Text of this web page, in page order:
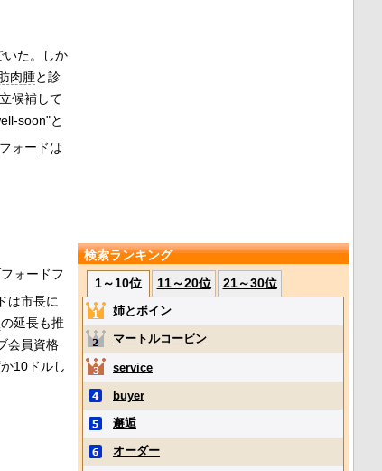
いた。しか
肉腫と診
候補して
soon"と
ォードは
ォードフ
は市長に
の延長も推
会員資格
10ドルし
検索ランキング
1～10位
11～20位 21～30位
姉とボイン
マートルコービン
service
buyer
邂逅
オーダー